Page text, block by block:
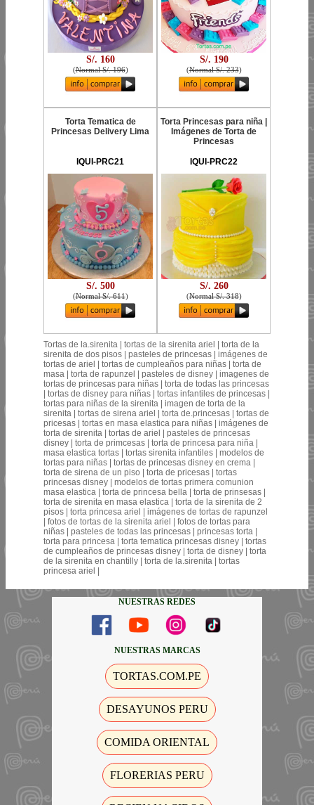
S/. 160
(Normal S/. 196)
S/. 190
(Normal S/. 233)
Torta Tematica de
Princesas Delivery Lima
IQUI-PRC21
S/. 500
(Normal S/. 611)
Torta Princesas para niña |
Imágenes de Torta de
Princesas
IQUI-PRC22
S/. 260
(Normal S/. 318)
Tortas de la.sirenita | tortas de la sirenita ariel | torta de la
sirenita de dos pisos | pasteles de princesas | imágenes de
tortas de ariel | tortas de cumpleaños para niñas | torta de
masa | torta de rapunzel | pasteles de disney | imagenes de
tortas de princesas para niñas | torta de todas las princesas
| tortas de disney para niñas | tortas infantiles de princesas |
tortas para niñas de la sirenita | imagen de torta de la
sirenita | tortas de sirena ariel | torta de.princesas | tortas de
pricesas | tortas en masa elastica para niñas | imágenes de
torta de sirenita | tortas de ariel | pasteles de princesas
disney | torta de primcesas | torta de princesa para niña |
masa elastica tortas | tortas sirenita infantiles | modelos de
tortas para niñas | tortas de princesas disney en crema |
torta de sirena de un piso | torta de pricesas | tortas
princesas disney | modelos de tortas primera comunion
masa elastica | torta de princesa bella | torta de prinsesas |
torta de sirenita en masa elastica | torta de la sirenita de 2
pisos | torta princesa ariel | imágenes de tortas de rapunzel
| fotos de tortas de la sirenita ariel | fotos de tortas para
niñas | pasteles de todas las princesas | princesas torta |
torta para princesa | torta tematica princesas disney | tortas
de cumpleaños de princesas disney | torta de disney | torta
de la sirenita en chantilly | torta de la.sirenita | tortas
princesa ariel |
NUESTRAS REDES
NUESTRAS MARCAS
TORTAS.COM.PE
DESAYUNOS PERU
COMIDA ORIENTAL
FLORERIAS PERU